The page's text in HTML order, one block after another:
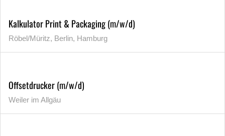
Kalkulator Print & Packaging (m/w/d)
Röbel/Müritz, Berlin, Hamburg
Offsetdrucker (m/w/d)
Weiler im Allgäu